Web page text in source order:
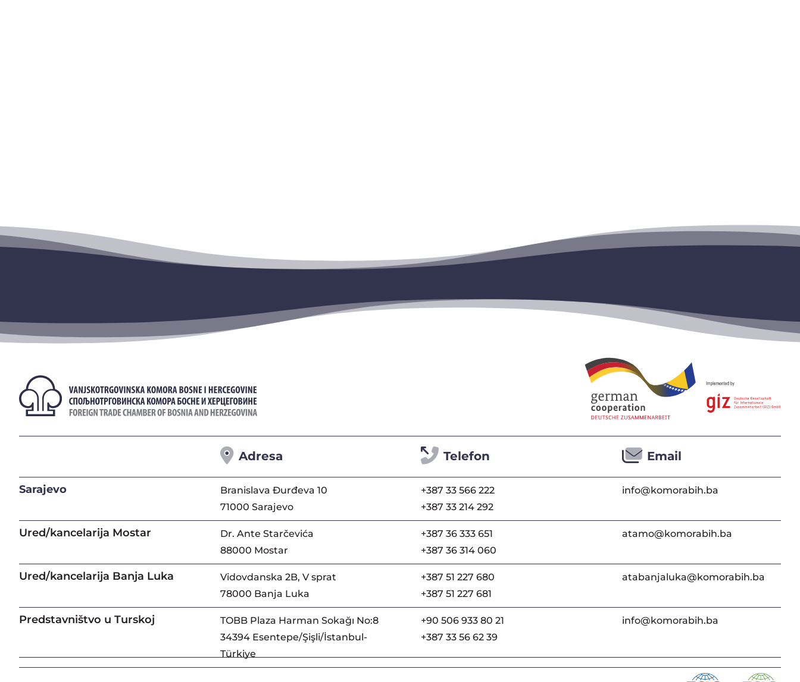
Adresa Telefon Email
Sarajevo
Branislava Đurđeva 10
71000 Sarajevo
+387 33 566 222
+387 33 214 292
info@komorabih.ba
Ured/kancelarija Mostar
Dr. Ante Starčevića
88000 Mostar
+387 36 333 651
+387 36 314 060
atamo@komorabih.ba
Ured/kancelarija Banja Luka
Vidovdanska 2B, V sprat
78000 Banja Luka
+387 51 227 680
+387 51 227 681
atabanjaluka@komorabih.ba
Predstavništvo u Turskoj
TOBB Plaza Harman Sokağı No:8
34394 Esentepe/Şişli/İstanbul-
Türkiye
+90 506 933 80 21
+387 33 56 62 39
info@komorabih.ba